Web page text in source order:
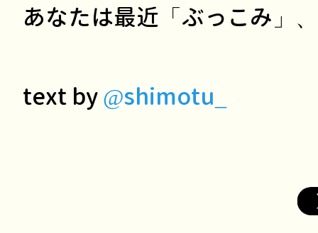
あなたは最近「ぶっこみ」
text by@shimotu_